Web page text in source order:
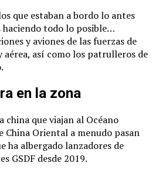
que estaban a bordo lo antes
todo lo posible…
y aviones de las fuerzas de
así como los patrulleros de
en la zona
china que viajan al Océano
China Oriental a menudo pasan
ha albergado lanzadores de
GSDF desde 2019.